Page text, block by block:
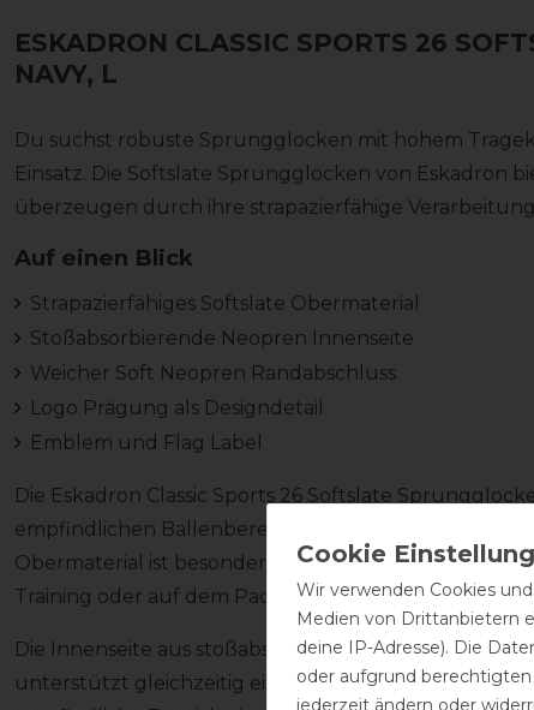
ESKADRON CLASSIC SPORTS 26
NAVY, L
Du suchst robuste Sprungglocken mit hohem
Einsatz. Die Softslate Sprungglocken von Eskadron
überzeugen durch ihre strapazierfähige
Auf einen Blick
Strapazierfähiges Softslate Obermaterial
Stoßabsorbierende Neopren Innenseite
Weicher Soft Neopren Randabschluss
Logo Prägung als Designdetail
Emblem und Flag Label
Die Eskadron Classic Sports 26 Softslate
empfindlichen Ballenbereich deines Pferdes
Obermaterial ist besonders widerstandsfähig und
Training oder auf dem Paddock.
Die Innenseite aus stoßabsorbierendem Neopren
unterstützt gleichzeitig eine gute Dämpfung bei
Wir verwenden Cookies
Medien von Drittanbietern
deine IP-Adresse). Die
oder aufgrund
jederzeit ändern oder